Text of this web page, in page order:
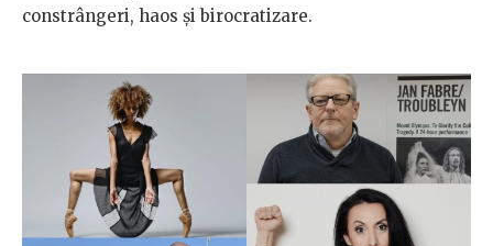
constrângeri, haos și birocratizare.